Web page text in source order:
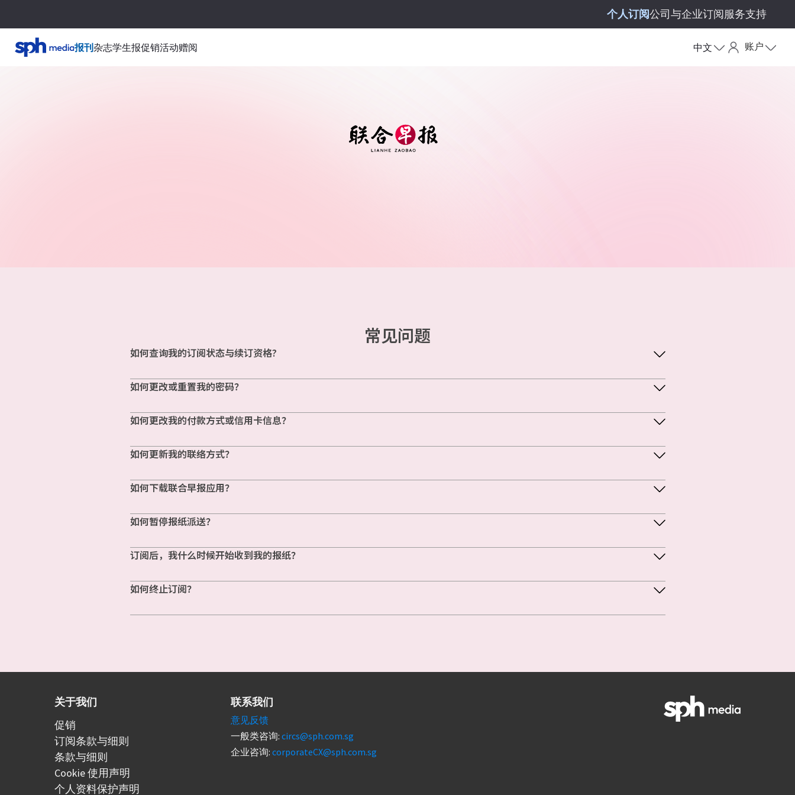
个人订阅公司与企业订阅服务支持
报刊杂志学生报促销活动赠阅 中文 账户
常见问题
如何查询我的订阅状态与续订资格?
如何更改或重置我的密码？
如何更改我的付款方式或信用卡信息？
如何更新我的联络方式？
如何下载联合早报应用？
如何暂停报纸派送？
订阅后，我什么时候开始收到我的报纸？
如何终止订阅？
关于我们
促销
订阅条款与细则
条款与细则
Cookie 使用声明
个人资料保护声明
联系我们
意见反馈
一般类咨询: circs@sph.com.sg
企业咨询: corporateCX@sph.com.sg